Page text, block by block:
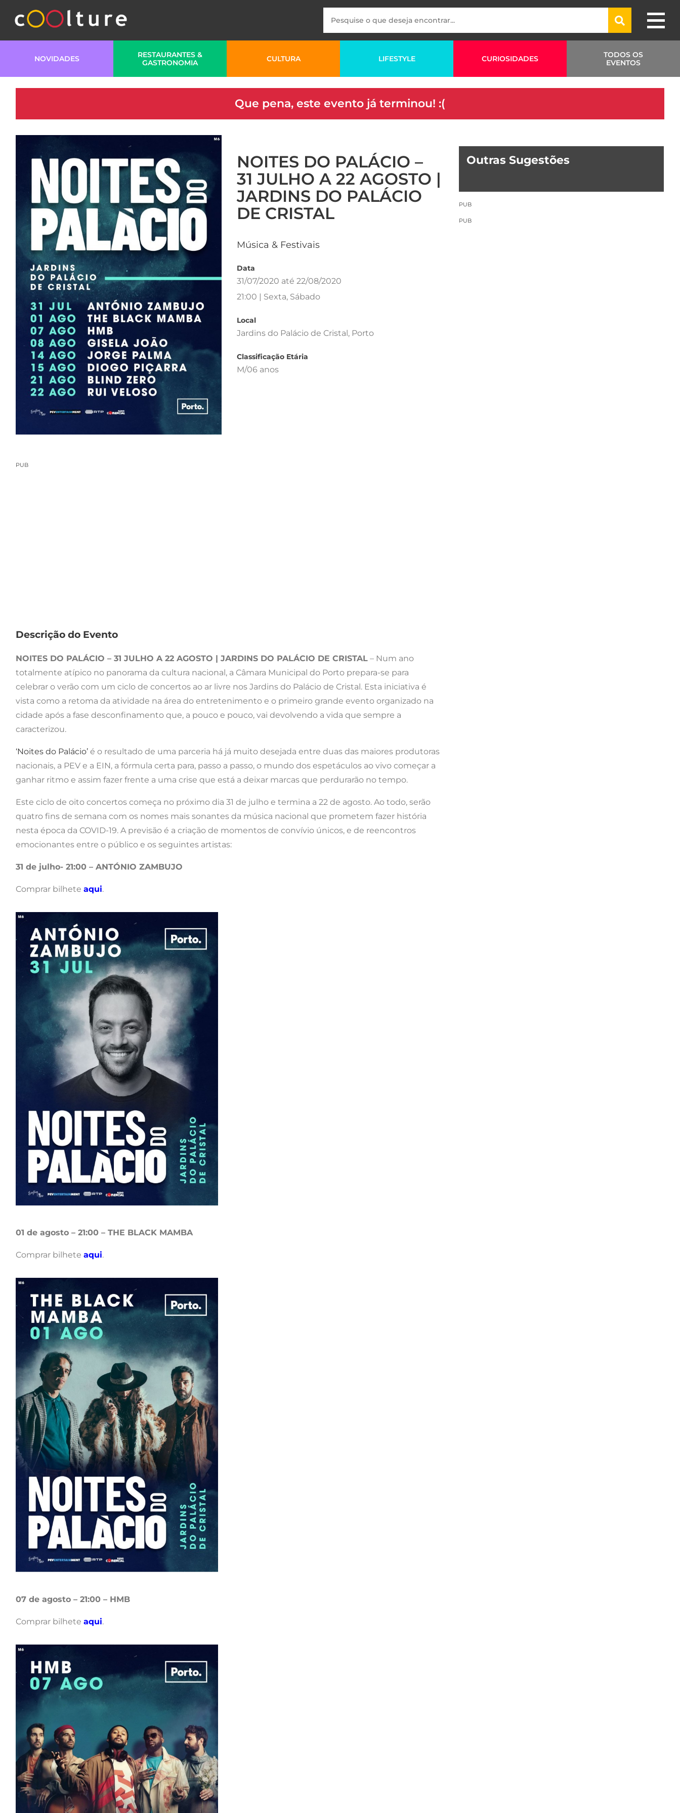
NOVIDADES
RESTAURANTES &
GASTRONOMIA
CULTURA LIFESTYLE CURIOSIDADES
TODOS OS
EVENTOS
Que pena, este evento já terminou! :(
NOITES DO PALÁCIO –
31 JULHO A 22 AGOSTO |
JARDINS DO PALÁCIO
DE CRISTAL
Música & Festivais
Data
31/07/2020 até 22/08/2020
21:00 | Sexta, Sábado
Local
Jardins do Palácio de Cristal, Porto
Classificação Etária
M/06 anos
PUB
Descrição do Evento
NOITES DO PALÁCIO – 31 JULHO A 22 AGOSTO | JARDINS DO PALÁCIO DE CRISTAL – Num ano
totalmente atípico no panorama da cultura nacional, a Câmara Municipal do Porto prepara-se para
celebrar o verão com um ciclo de concertos ao ar livre nos Jardins do Palácio de Cristal. Esta iniciativa é
vista como a retoma da atividade na área do entretenimento e o primeiro grande evento organizado na
cidade após a fase desconfinamento que, a pouco e pouco, vai devolvendo a vida que sempre a
caracterizou.
‘Noites do Palácio’ é o resultado de uma parceria há já muito desejada entre duas das maiores produtoras
nacionais, a PEV e a EIN, a fórmula certa para, passo a passo, o mundo dos espetáculos ao vivo começar a
ganhar ritmo e assim fazer frente a uma crise que está a deixar marcas que perdurarão no tempo.
Este ciclo de oito concertos começa no próximo dia 31 de julho e termina a 22 de agosto. Ao todo, serão
quatro fins de semana com os nomes mais sonantes da música nacional que prometem fazer história
nesta época da COVID-19. A previsão é a criação de momentos de convívio únicos, e de reencontros
emocionantes entre o público e os seguintes artistas:
31 de julho- 21:00 – ANTÓNIO ZAMBUJO
Comprar bilhete aqui.
01 de agosto – 21:00 – THE BLACK MAMBA
Comprar bilhete aqui.
07 de agosto – 21:00 – HMB
Comprar bilhete aqui.
Outras Sugestões
PUB
PUB